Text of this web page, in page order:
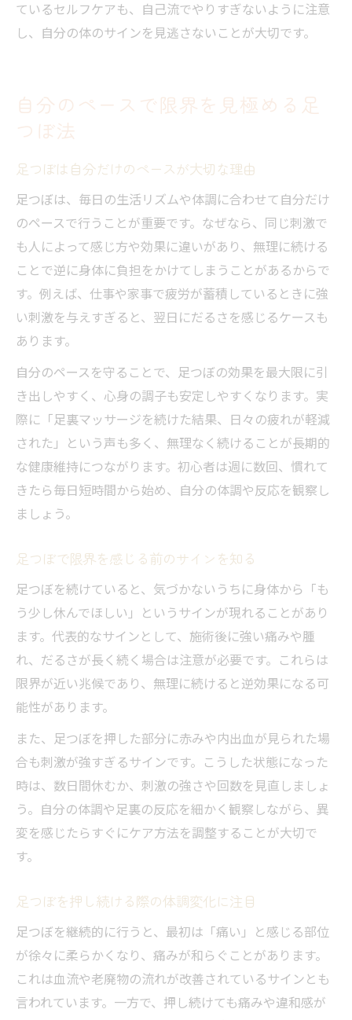
ているセルフケアも、自己流でやりすぎないように注意
し、自分の体のサインを見逃さないことが大切です。
自分のペースで限界を見極める足
つぼ法
足つぼは自分だけのペースが大切な理由
足つぼは、毎日の生活リズムや体調に合わせて自分だけ
のペースで行うことが重要です。なぜなら、同じ刺激で
も人によって感じ方や効果に違いがあり、無理に続ける
ことで逆に身体に負担をかけてしまうことがあるからで
す。例えば、仕事や家事で疲労が蓄積しているときに強
い刺激を与えすぎると、翌日にだるさを感じるケースも
あります。
自分のペースを守ることで、足つぼの効果を最大限に引
き出しやすく、心身の調子も安定しやすくなります。実
際に「足裏マッサージを続けた結果、日々の疲れが軽減
された」という声も多く、無理なく続けることが長期的
な健康維持につながります。初心者は週に数回、慣れて
きたら毎日短時間から始め、自分の体調や反応を観察し
ましょう。
足つぼで限界を感じる前のサインを知る
足つぼを続けていると、気づかないうちに身体から「も
う少し休んでほしい」というサインが現れることがあり
ます。代表的なサインとして、施術後に強い痛みや腫
れ、だるさが長く続く場合は注意が必要です。これらは
限界が近い兆候であり、無理に続けると逆効果になる可
能性があります。
また、足つぼを押した部分に赤みや内出血が見られた場
合も刺激が強すぎるサインです。こうした状態になった
時は、数日間休むか、刺激の強さや回数を見直しましょ
う。自分の体調や足裏の反応を細かく観察しながら、異
変を感じたらすぐにケア方法を調整することが大切で
す。
足つぼを押し続ける際の体調変化に注目
足つぼを継続的に行うと、最初は「痛い」と感じる部位
が徐々に柔らかくなり、痛みが和らぐことがあります。
これは血流や老廃物の流れが改善されているサインとも
言われています。一方で、押し続けても痛みや違和感が